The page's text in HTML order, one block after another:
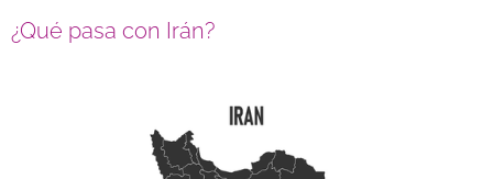
¿Qué pasa con Irán?